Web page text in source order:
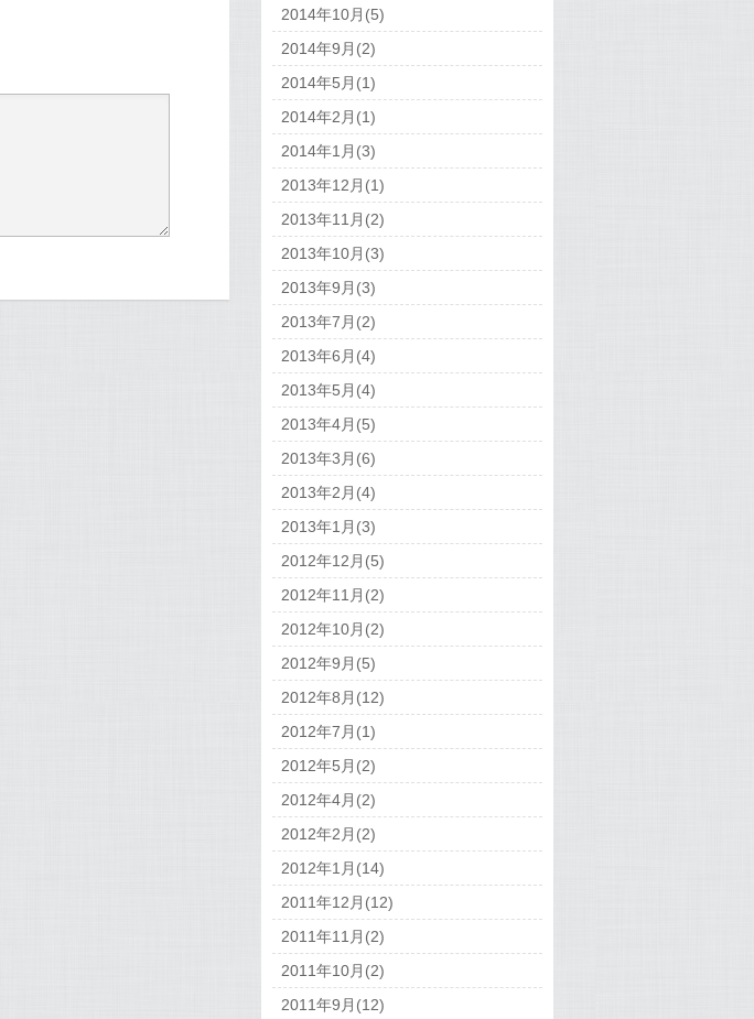
2014年10月(5)
2014年9月(2)
2014年5月(1)
2014年2月(1)
2014年1月(3)
2013年12月(1)
2013年11月(2)
2013年10月(3)
2013年9月(3)
2013年7月(2)
2013年6月(4)
2013年5月(4)
2013年4月(5)
2013年3月(6)
2013年2月(4)
2013年1月(3)
2012年12月(5)
2012年11月(2)
2012年10月(2)
2012年9月(5)
2012年8月(12)
2012年7月(1)
2012年5月(2)
2012年4月(2)
2012年2月(2)
2012年1月(14)
2011年12月(12)
2011年11月(2)
2011年10月(2)
2011年9月(12)